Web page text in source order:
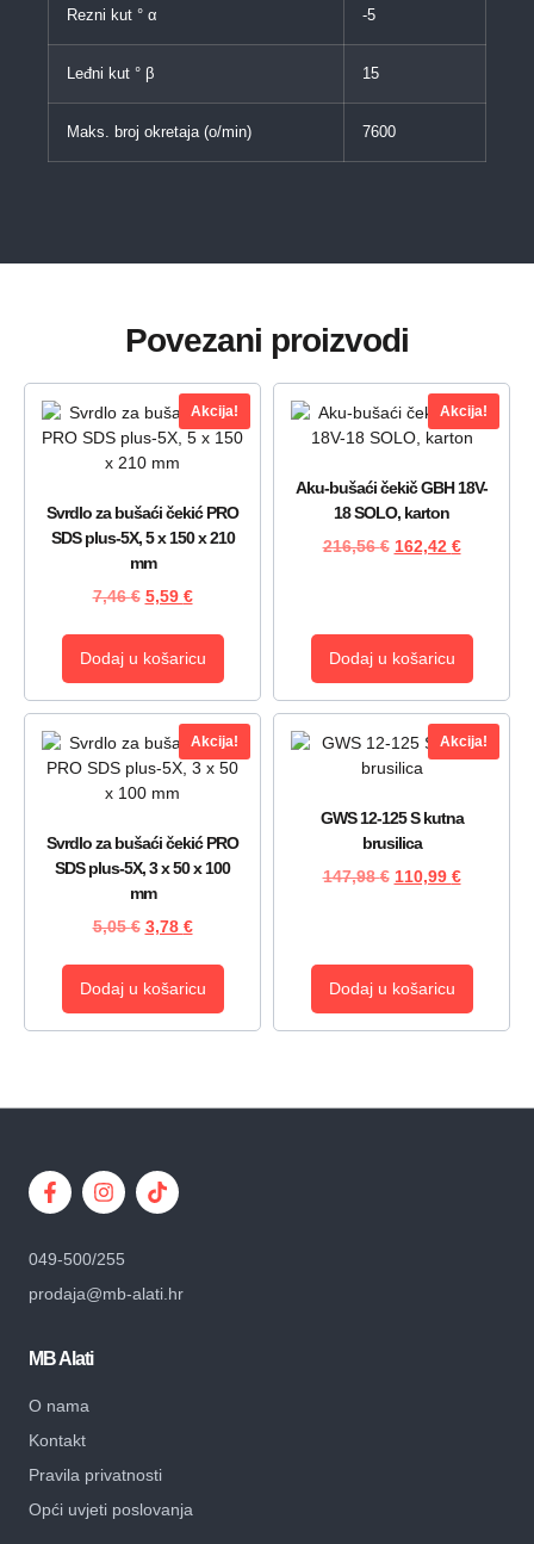
Rezni kut ° α -5
Leđni kut ° β 15
Maks. broj okretaja (o/min) 7600
Povezani proizvodi
Akcija!
Svrdlo za bušaći čekić PRO
SDS plus-5X, 5 x 150 x 210
mm
7,46€ 5,59 €
Dodaj u košaricu
Akcija!
Aku-bušaći čekič GBH 18V-
18 SOLO, karton
216,56€ 162,42 €
Dodaj u košaricu
Akcija!
Svrdlo za bušaći čekić PRO
SDS plus-5X, 3 x 50 x 100
mm
5,05€ 3,78 €
Dodaj u košaricu
Akcija!
GWS 12-125 S kutna
brusilica
147,98€ 110,99 €
Dodaj u košaricu
049-500/255
prodaja@mb-alati.hr
MB Alati
O nama
Kontakt
Pravila privatnosti
Opći uvjeti poslovanja